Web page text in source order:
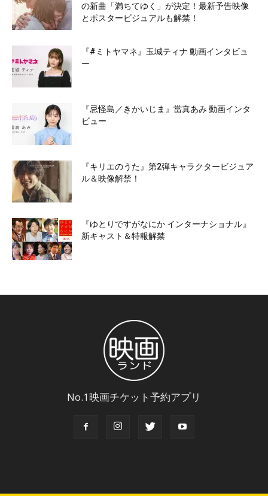
の新曲「満ちてゆく」が決定！最新予告映像
とポスタービジュアルも解禁！
『#ミトヤマネ』玉城ティナ 動画インタビュ
ー
『忌怪島／きかいじま』當真あみ 動画インタ
ビュー
『キリエのうた』第2弾キャラクタービジュア
ル＆映像解禁！
『ゆとりですがなにか インターナショナル』
新キャスト＆特報解禁
No.1映画チケット予約アプリ